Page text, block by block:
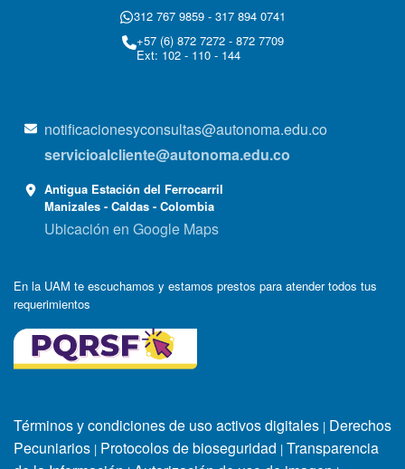
312 767 9859 - 317 894 0741
+57 (6) 872 7272 - 872 7709
Ext: 102 - 110 - 144
notificacionesyconsultas@autonoma.edu.co
servicioalcliente@autonoma.edu.co
Antigua Estación del Ferrocarril
Manizales - Caldas - Colombia
Ubicación en Google Maps
En la UAM te escuchamos y estamos prestos para atender todos tus
requerimientos
Términos y condiciones de uso activos digitales | Derechos
Pecuniarios | Protocolos de bioseguridad | Transparencia